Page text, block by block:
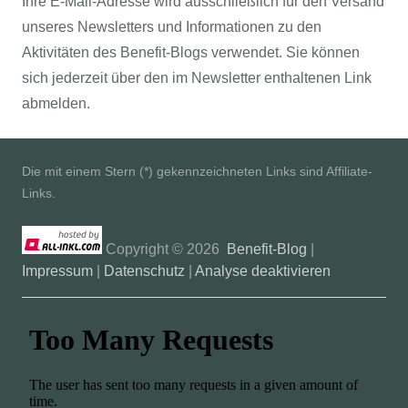
unseres Newsletters und Informationen zu den
Aktivitäten des Benefit-Blogs verwendet. Sie können
sich jederzeit über den im Newsletter enthaltenen Link
abmelden.
Die mit einem Stern (*) gekennzeichneten Links sind Affiliate-
Links.
Copyright © 2026 Benefit-Blog
Impressum
Datenschutz Analyse deaktivieren